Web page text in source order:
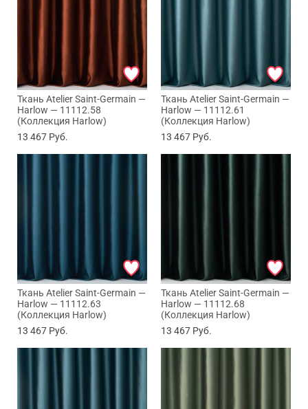
Ткань Atelier Saint-Germain —
Harlow — 11112.58
(Коллекция Harlow)
13 467 Руб.
Ткань Atelier Saint-Germain —
Harlow — 11112.61
(Коллекция Harlow)
13 467 Руб.
Ткань Atelier Saint-Germain —
Harlow — 11112.63
(Коллекция Harlow)
13 467 Руб.
Ткань Atelier Saint-Germain —
Harlow — 11112.68
(Коллекция Harlow)
13 467 Руб.